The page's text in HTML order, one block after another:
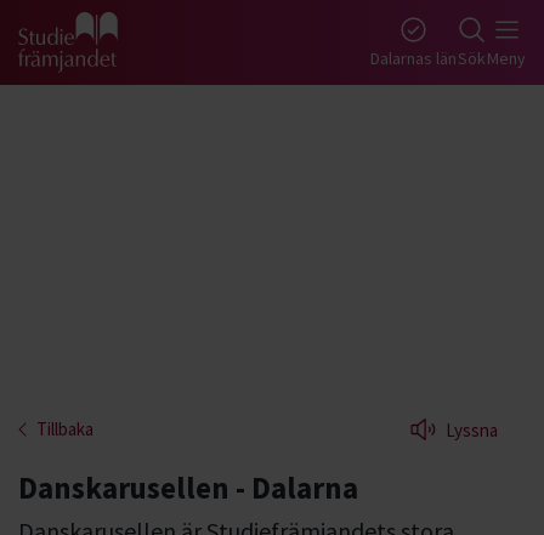
Gå till studiefrämjandets startsida Dalarnas länSökMeny
Tillbaka Lyssna
Danskarusellen - Dalarna